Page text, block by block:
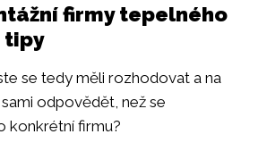
firmy tepelného
tipy
se tedy měli rozhodovat a na
odpovědět, než se
konkrétní firmu?